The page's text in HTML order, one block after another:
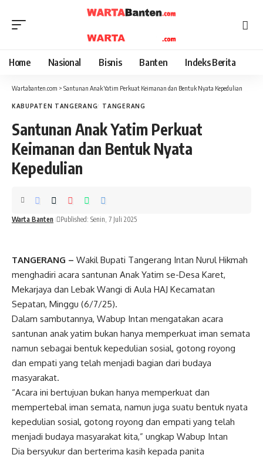
Home Nasional Bisnis Banten Indeks Berita
Wartabanten.com > Santunan Anak Yatim Perkuat Keimanan dan Bentuk Nyata Kepedulian
KABUPATEN TANGERANG TANGERANG
Santunan Anak Yatim Perkuat
Keimanan dan Bentuk Nyata
Kepedulian
Warta Banten Published: Senin, 7 Juli 2025
TANGERANG – Wakil Bupati Tangerang Intan Nurul Hikmah
menghadiri acara santunan Anak Yatim se-Desa Karet,
Mekarjaya dan Lebak Wangi di Aula HAJ Kecamatan
Sepatan, Minggu (6/7/25).
Dalam sambutannya, Wabup Intan mengatakan acara
santunan anak yatim bukan hanya memperkuat iman semata
namun sebagai bentuk kepedulian sosial, gotong royong
dan empati yang telah menjadi bagian dari budaya
masyarakat.
“Acara ini bertujuan bukan hanya memperkuat dan
mempertebal iman semata, namun juga suatu bentuk nyata
kepedulian sosial, gotong royong dan empati yang telah
menjadi budaya masyarakat kita,” ungkap Wabup Intan
Dia bersyukur dan berterima kasih kepada panita